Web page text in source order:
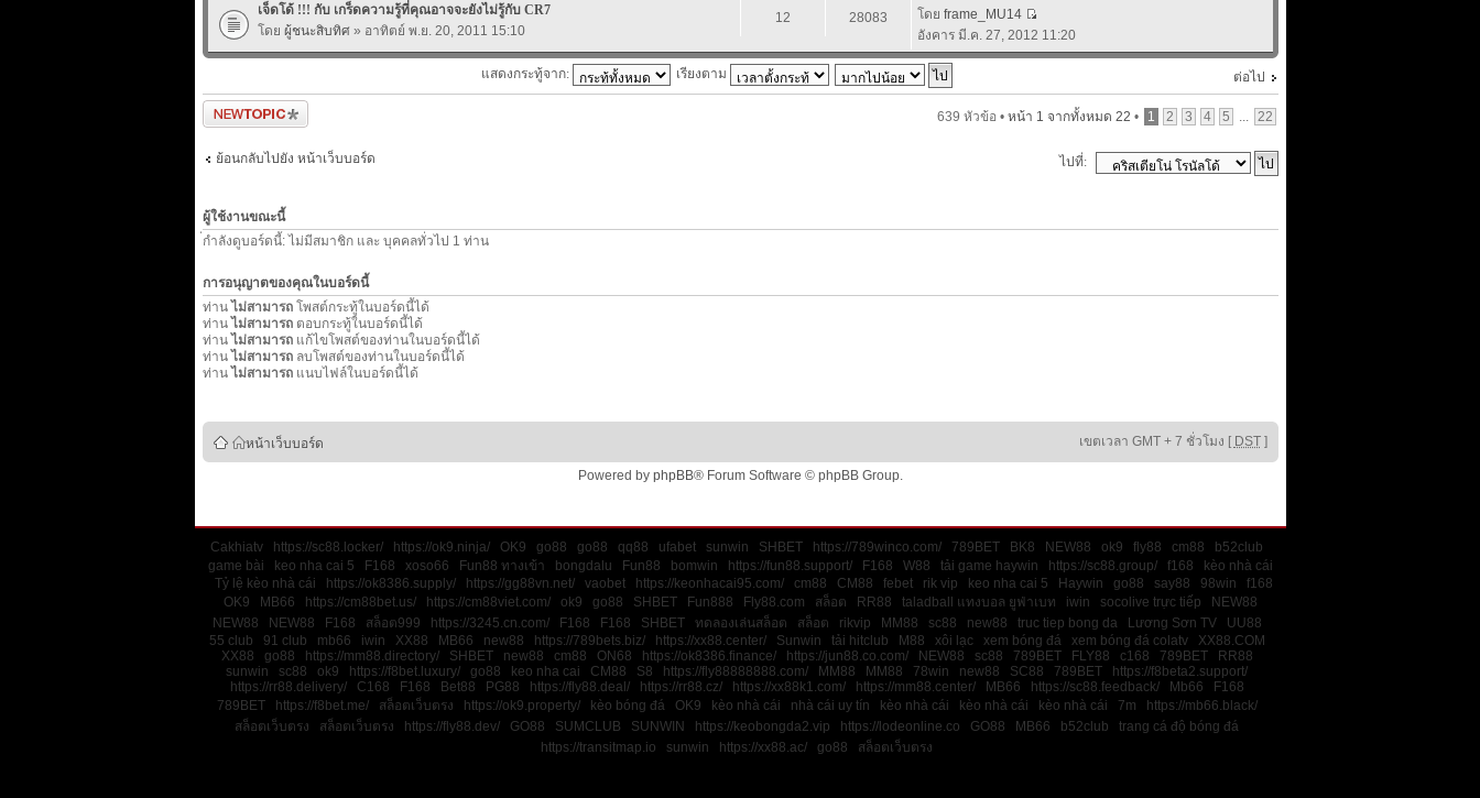
เจ็ดโด้ !!! กับ เกร็ดความรู้ที่คุณอาจจะยังไม่รู้กับ CR7
โดย ผู้ชนะสิบทิศ» อาทิตย์ พ.ย. 20, 2011 15:10
12 28083 โดย frame_MU14
อังคาร มี.ค. 27, 2012 11:20
ต่อไป
แสดงกระทู้จาก: เรียงตาม
ตั้งกระทู้ใหม่ 639 หัวข้อ • หน้า 1 จากทั้งหมด 22 • 1 2 3 4 5 ... 22
ย้อนกลับไปยัง หน้าเว็บบอร์ด ไปที่:
ผู้ใช้งานขณะนี้
่กำลังดูบอร์ดนี้: ไม่มีสมาชิก และ บุคคลทั่วไป 1 ท่าน
การอนุญาตของคุณในบอร์ดนี้
ท่าน ไม่สามารถโพสต์กระทู้ในบอร์ดนี้ได้
ท่าน ไม่สามารถตอบกระทู้ในบอร์ดนี้ได้
ท่าน ไม่สามารถแก้ไขโพสต์ของท่านในบอร์ดนี้ได้
ท่าน ไม่สามารถลบโพสต์ของท่านในบอร์ดนี้ได้
ท่าน ไม่สามารถแนบไฟล์ในบอร์ดนี้ได้
หน้าเว็บบอร์ด เขตเวลา GMT + 7 ชั่วโมง [ DST]
Powered by phpBB® Forum Software © phpBB Group.
Cakhiatv https://sc88.locker/ https://ok9.ninja/ OK9 go88 go88 qq88 ufabet sunwin SHBET https://789winco.com/ 789BET BK8 NEW88 ok9 fly88 cm88
b52club
game bài
keo nha cai 5 F168 xoso66 Fun88 ทางเข้า bongdalu Fun88 bomwin https://fun88.support/ F168 W88 tải game haywin https://sc88.group/ f168
kèo nhà cái
Tỷ lệ kèo nhà cái
https://ok8386.supply/ https://gg88vn.net/ vaobet https://keonhacai95.com/ cm88 CM88 febet rik vip keo nha cai 5 Haywin go88 say88 98win
f168
OK9
MB66 https://cm88bet.us/ https://cm88viet.com/ ok9 go88 SHBET Fun888 Fly88.com สล็อต RR88 taladball แทงบอล ยูฟ่าเบท iwin socolive trực tiếp
NEW88
NEW88
NEW88 F168 สล็อต999 https://3245.cn.com/ F168 F168 SHBET ทดลองเล่นสล็อต สล็อต rikvip MM88 sc88 new88 truc tiep bong da Lương Sơn TV
UU88
55 club
91 club mb66 iwin XX88 MB66 new88 https://789bets.biz/ https://xx88.center/ Sunwin tải hitclub M88 xôi lạc xem bóng đá xem bóng đá colatv
XX88.COM
XX88
go88 https://mm88.directory/ SHBET new88 cm88 ON68 https://ok8386.finance/ https://jun88.co.com/ NEW88 sc88 789BET FLY88 c168 789BET
RR88
sunwin
sc88 ok9 https://f8bet.luxury/ go88 keo nha cai CM88 S8 https://fly88888888.com/ MM88 MM88 78win new88 SC88 789BET
https://f8beta2.support/
https://rr88.delivery/
C168 F168 Bet88 PG88 https://fly88.deal/ https://rr88.cz/ https://xx88k1.com/ https://mm88.center/ MB66 https://sc88.feedback/ Mb66
F168
789BET
https://f8bet.me/ สล็อตเว็บตรง https://ok9.property/ kèo bóng đá OK9 kèo nhà cái nhà cái uy tín kèo nhà cái kèo nhà cái kèo nhà cái 7m
https://mb66.black/
สล็อตเว็บตรง
สล็อตเว็บตรง https://fly88.dev/ GO88 SUMCLUB SUNWIN https://keobongda2.vip https://lodeonline.co GO88 MB66 b52club
trang cá độ bóng đá
https://transitmap.io
sunwin https://xx88.ac/ go88 สล็อตเว็บตรง